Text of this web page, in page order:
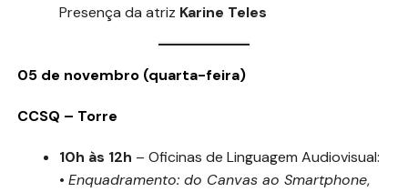
Presença da atriz Karine Teles
05 de novembro (quarta-feira)
CCSQ – Torre
10h às 12h – Oficinas de Linguagem Audiovisual:
• Enquadramento: do Canvas ao Smartphone,